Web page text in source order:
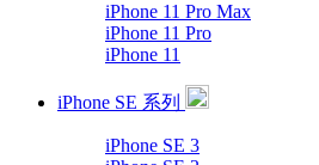
iPhone 11 Pro Max
iPhone 11 Pro
iPhone 11
iPhone SE 系列
iPhone SE 3